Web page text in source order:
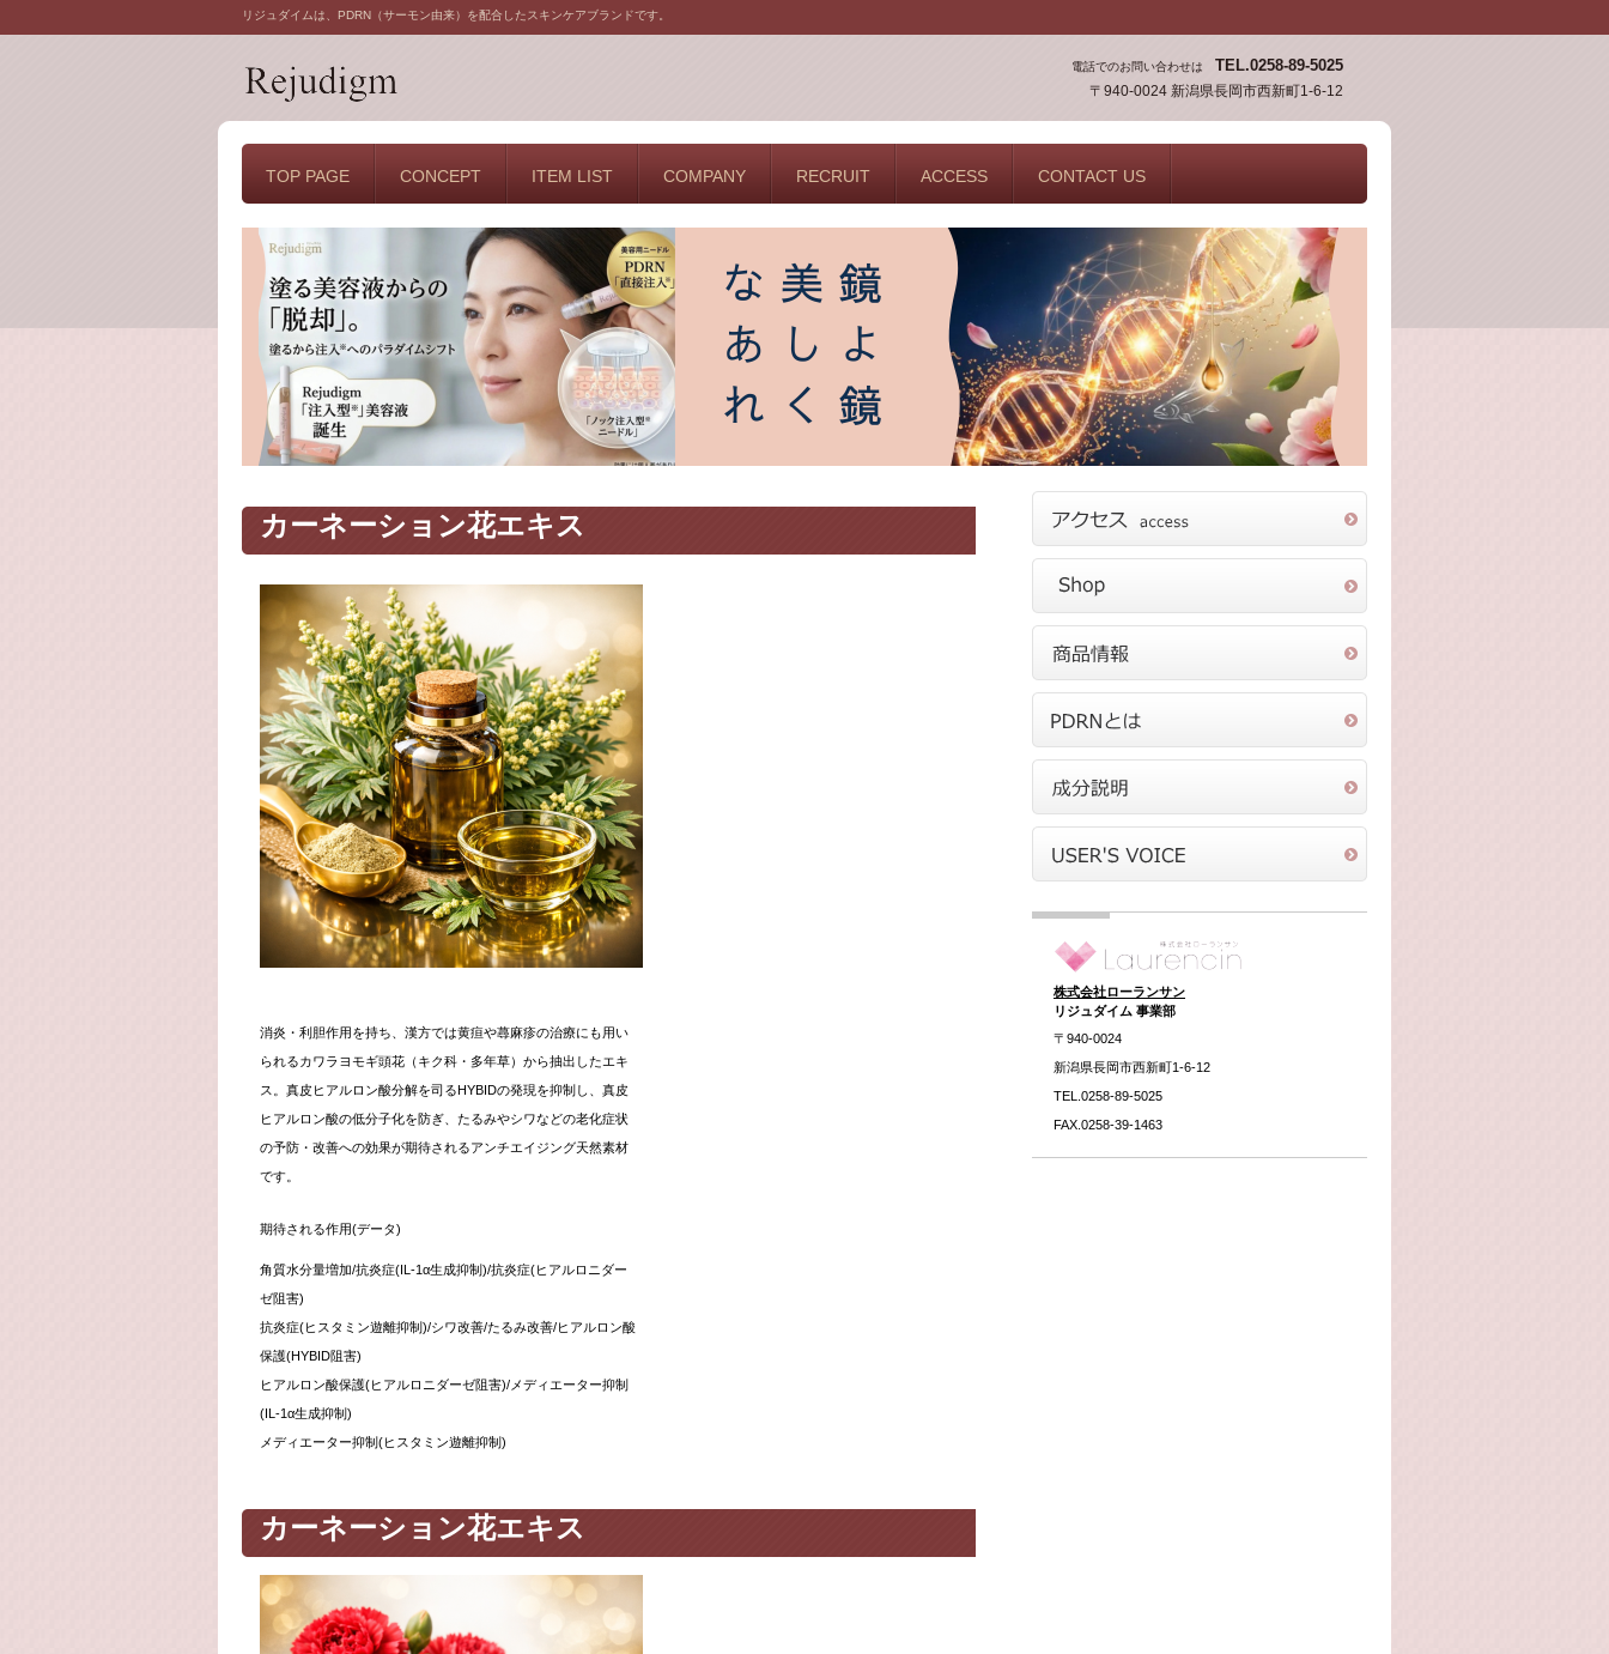
リジュダイムは、PDRN（サーモン由来）を配合したスキンケアブランドです。
電話でのお問い合わせは TEL.0258-89-5025
〒940-0024 新潟県長岡市西新町1-6-12
カーネーション花エキス
消炎・利胆作用を持ち、漢方では黄疸や蕁麻疹の治療にも用い
られるカワラヨモギ頭花（キク科・多年草）から抽出したエキ
ス。真皮ヒアルロン酸分解を司るHYBIDの発現を抑制し、真皮
ヒアルロン酸の低分子化を防ぎ、たるみやシワなどの老化症状
の予防・改善への効果が期待されるアンチエイジング天然素材
です。
期待される作用(データ)
角質水分量増加/抗炎症(IL-1α生成抑制)/抗炎症(ヒアルロニダー
ゼ阻害)
抗炎症(ヒスタミン遊離抑制)/シワ改善/たるみ改善/ヒアルロン酸
保護(HYBID阻害)
ヒアルロン酸保護(ヒアルロニダーゼ阻害)/ メディエーター抑制
(IL-1α生成抑制)
メディエーター抑制(ヒスタミン遊離抑制)
カーネーション花エキス
TOP PAGE CONCEPT ITEM LIST COMPANY RECRUIT ACCESS CONTACT US
株式会社ローランサン
リジュダイム 事業部
〒940-0024
新潟県長岡市西新町1-6-12
TEL.0258-89-5025
FAX.0258-39-1463